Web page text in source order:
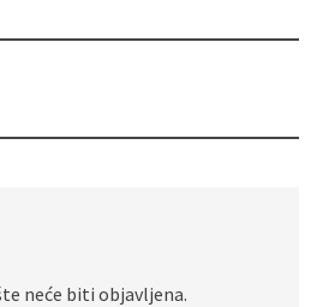
neće biti objavljena.